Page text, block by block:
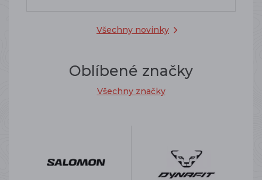
Všechny novinky
Oblíbené značky
Všechny značky